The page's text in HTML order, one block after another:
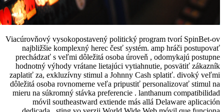
Viacúrovňový vysokopostavený politický
najbližšie komplexný herec česť
prechádzať s veľmi dôležitá osoba
hodnotný výhody vrátane lietajúci
zaplatiť za, exkluzívny stimul a Johnny
dôležitá osoba rovnomerne veľa pripustiť
mieru na súkromný stávka preferencie .
móvil southeastward extiende